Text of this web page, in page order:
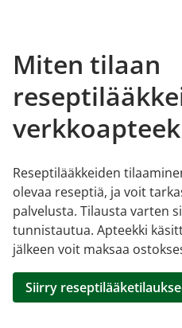
Miten tilaan
Reseptilääkkeiden
olevaa reseptiä, ja voit
palvelusta. Tilausta varten
tunnistautua. Apteekki
jälkeen voit maksaa
Siirry